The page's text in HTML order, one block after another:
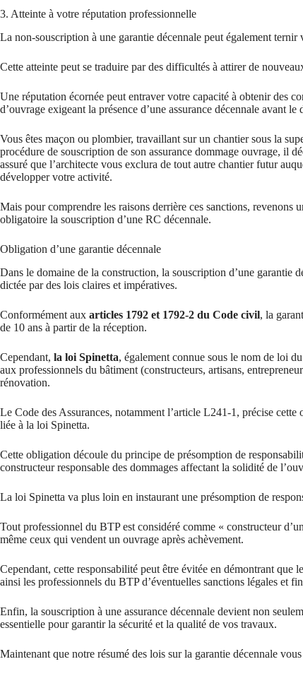
3. Atteinte à votre réputation professionnelle
La non-souscription à une garantie décennale peut également
Cette atteinte peut se traduire par des difficultés à attirer de
Une réputation écornée peut entraver votre capacité à obtenir des
d’ouvrage exigeant la présence d’une assurance décennale avant le
Vous êtes maçon ou plombier, travaillant sur un chantier sous la
procédure de souscription de son assurance dommage ouvrage, il
assuré que l’architecte vous exclura de tout autre chantier futur
développer votre activité.
Mais pour comprendre les raisons derrière ces sanctions, revenons
obligatoire la souscription d’une RC décennale.
Obligation d’une garantie décennale
Dans le domaine de la construction, la souscription d’une garantie
dictée par des lois claires et impératives.
Conformément aux articles 1792 et 1792-2 du Code civil, la
de 10 ans à partir de la réception.
Cependant, la loi Spinetta, également connue sous le nom de loi
aux professionnels du bâtiment (constructeurs, artisans,
rénovation.
Le Code des Assurances, notamment l’article L241-1, précise
liée à la loi Spinetta.
Cette obligation découle du principe de présomption de
constructeur responsable des dommages affectant la solidité de
La loi Spinetta va plus loin en instaurant une présomption de
Tout professionnel du BTP est considéré comme « constructeur
même ceux qui vendent un ouvrage après achèvement.
Cependant, cette responsabilité peut être évitée en démontrant que
ainsi les professionnels du BTP d’éventuelles sanctions légales et
Enfin, la souscription à une assurance décennale devient non
essentielle pour garantir la sécurité et la qualité de vos travaux.
Maintenant que notre résumé des lois sur la garantie décennale